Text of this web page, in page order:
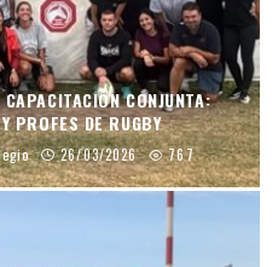
CONJUNTA:
PROFES DE RUGBY
26/03/2026 767